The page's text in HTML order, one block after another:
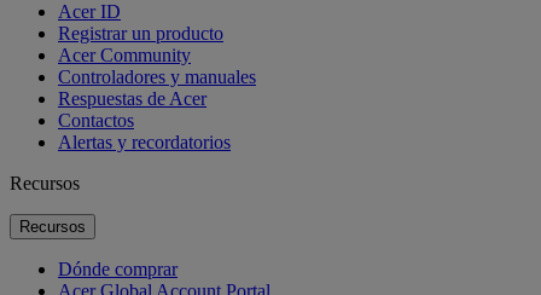
Acer ID
Registrar un producto
Acer Community
Controladores y manuales
Respuestas de Acer
Contactos
Alertas y recordatorios
Recursos
Recursos
Dónde comprar